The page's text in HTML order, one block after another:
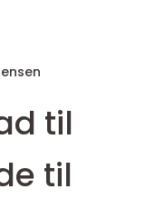
til
til